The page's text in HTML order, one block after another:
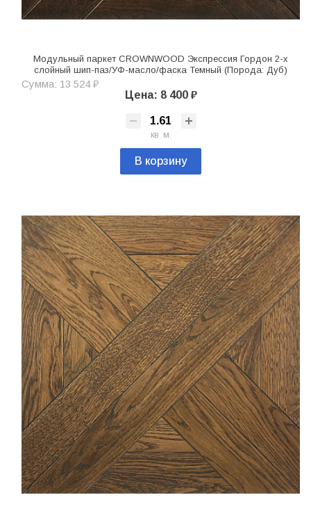
Модульный паркет CROWNWOOD Экспрессия Гордон 2-х
слойный шип-паз/УФ-масло/фаска Темный (Порода: Дуб)
Сумма: 13 524 ₽
Цена: 8 400 ₽
кв. м.
В корзину